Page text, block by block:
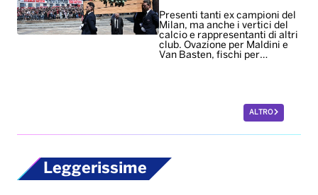
Presenti tanti ex campioni del
Milan, ma anche i vertici del
calcio e rappresentanti di altri
club. Ovazione per Maldini e
Van Basten, fischi per…
ALTRO
Leggerissime